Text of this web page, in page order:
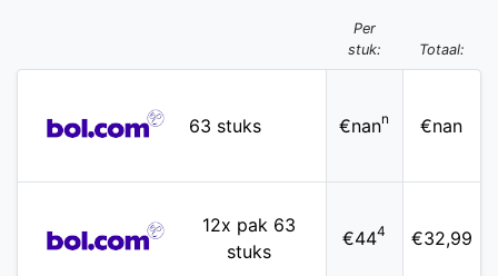
Per
stuk:
Totaal:
63 stuks €nann €nan
12x pak 63
stuks
€444 €32,99